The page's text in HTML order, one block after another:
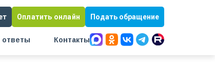
Оплатить онлайн Подать обращение
Контакты